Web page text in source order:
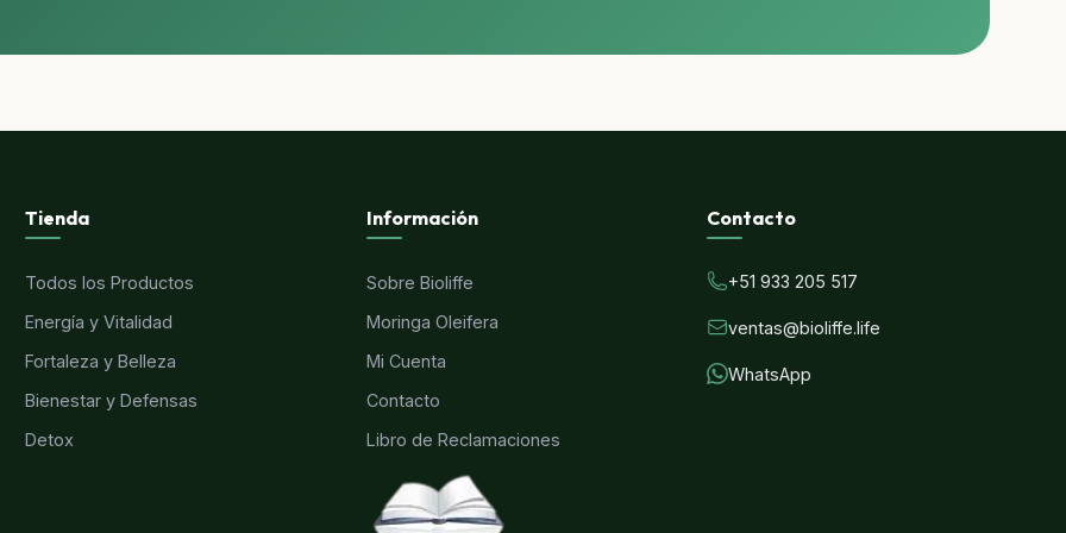
Tienda
Todos los Productos
Energía y Vitalidad
Fortaleza y Belleza
Bienestar y Defensas
Detox
Información
Sobre Bioliffe
Moringa Oleifera
Mi Cuenta
Contacto
Libro de Reclamaciones
Contacto
+51 933 205 517
ventas@bioliffe.life
WhatsApp